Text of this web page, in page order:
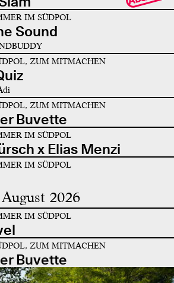
IM SÜDPOL
Sound
ZUM MITMACHEN
ZUM MITMACHEN
Buvette
IM SÜDPOL
x Elias Menzi
IM SÜDPOL
August 2026
IM SÜDPOL
ZUM MITMACHEN
Buvette